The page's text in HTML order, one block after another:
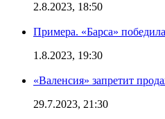
2.8.2023, 18:50
Примера. «Барса»
1.8.2023, 19:30
«Валенсия» запретит
29.7.2023, 21:30